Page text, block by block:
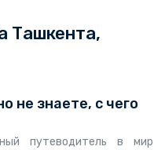
Ташкента,
не знаете, с чего
путеводитель в мир